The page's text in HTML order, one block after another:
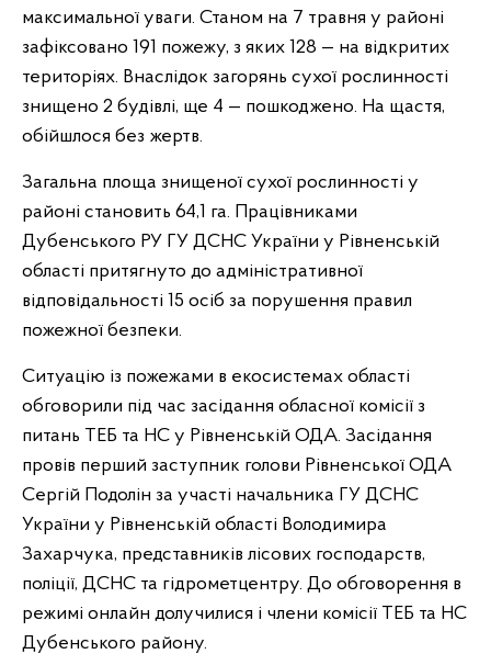
максимальної уваги. Станом на 7 травня у районі
зафіксовано 191 пожежу, з яких 128 — на відкритих
територіях. Внаслідок загорянь сухої рослинності
знищено 2 будівлі, ще 4 — пошкоджено. На щастя,
обійшлося без жертв.
Загальна площа знищеної сухої рослинності у
районі становить 64,1 га. Працівниками
Дубенського РУ ГУ ДСНС України у Рівненській
області притягнуто до адміністративної
відповідальності 15 осіб за порушення правил
пожежної безпеки.
Ситуацію із пожежами в екосистемах області
обговорили під час засідання обласної комісії з
питань ТЕБ та НС у Рівненській ОДА. Засідання
провів перший заступник голови Рівненської ОДА
Сергій Подолін за участі начальника ГУ ДСНС
України у Рівненській області Володимира
Захарчука, представників лісових господарств,
поліції, ДСНС та гідрометцентру. До обговорення в
режимі онлайн долучилися і члени комісії ТЕБ та НС
Дубенського району.